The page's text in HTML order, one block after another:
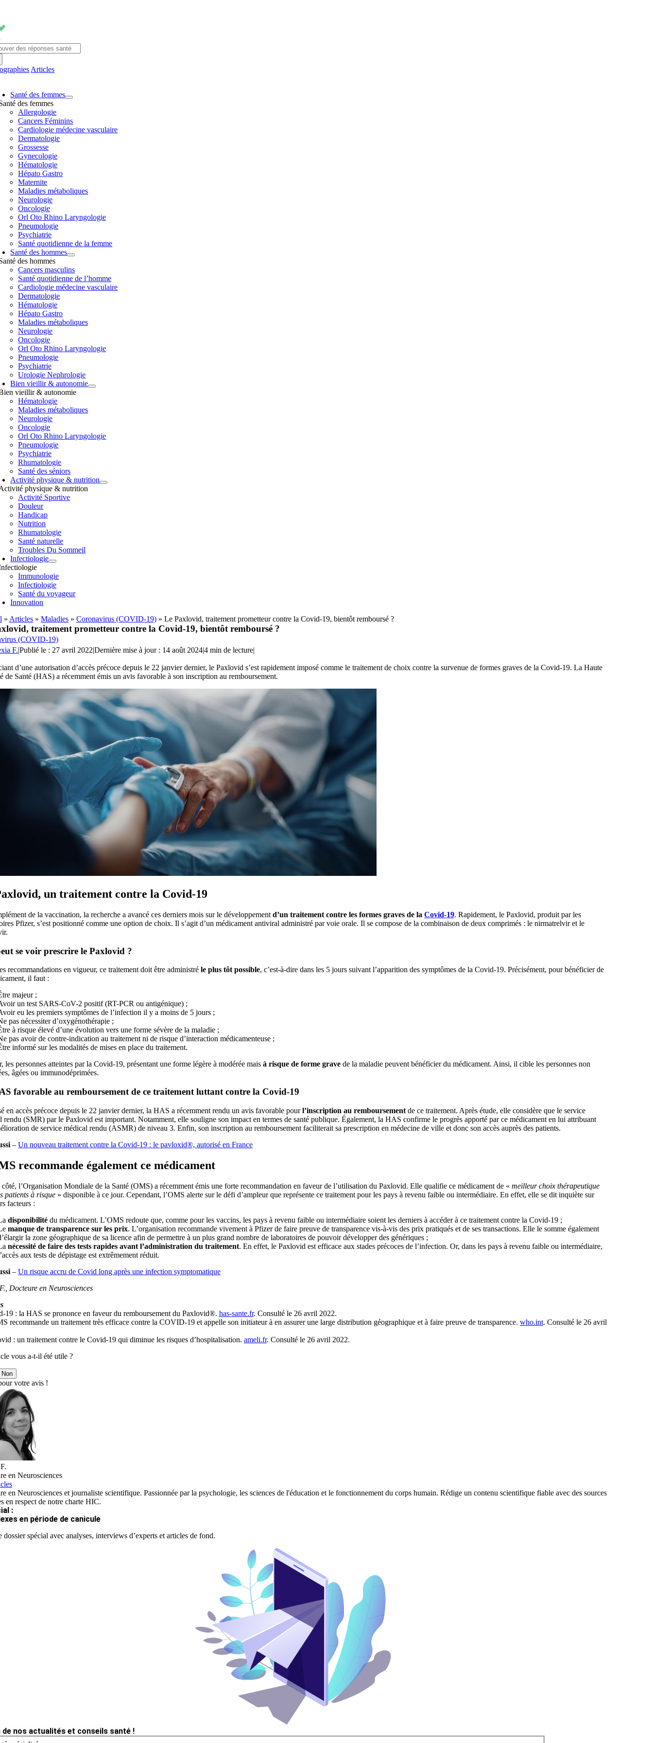
contenu
Articles
Santé des femmes
des femmes
Allergologie
Cancers Féminins
Cardiologie médecine vasculaire
Dermatologie
Grossesse
Gynecologie
Hématologie
Hépato Gastro
Maternite
Maladies métaboliques
Neurologie
Oncologie
Orl Oto Rhino Laryngologie
Pneumologie
Psychiatrie
Santé quotidienne de la femme
Santé des hommes
des hommes
Cancers masculins
Santé quotidienne de l’homme
Cardiologie médecine vasculaire
Dermatologie
Hématologie
Hépato Gastro
Maladies métaboliques
Neurologie
Oncologie
Orl Oto Rhino Laryngologie
Pneumologie
Psychiatrie
Urologie Nephrologie
Bien vieillir & autonomie
vieillir & autonomie
Hématologie
Maladies métaboliques
Neurologie
Oncologie
Orl Oto Rhino Laryngologie
Pneumologie
Psychiatrie
Rhumatologie
Santé des séniors
Activité physique & nutrition
physique & nutrition
Activité Sportive
Douleur
Handicap
Nutrition
Rhumatologie
Santé naturelle
Troubles Du Sommeil
Infectiologie
Immunologie
Infectiologie
Santé du voyageur
Innovation
» Articles» Maladies» Coronavirus (COVID-19)» Le Paxlovid, traitement prometteur contre la Covid-19, bientôt remboursé ?
traitement prometteur contre la Covid-19, bientôt remboursé ?
(COVID-19)
F.|Publié le : 27 avril 2022|Dernière mise à jour : 14 août 2024|4 min de lecture|
d’une autorisation d’accès précoce depuis le 22 janvier dernier, le Paxlovid s’est rapidement imposé comme le traitement de choix contre la survenue de formes graves de la Covid-19. La Haute
de Santé (HAS) a récemment émis un avis favorable à son inscription au remboursement.
un traitement contre la Covid-19
de la vaccination, la recherche a avancé ces derniers mois sur le développement d’un traitement contre les formes graves de la Covid-19. Rapidement, le Paxlovid, produit par les
Pfizer, s’est positionné comme une option de choix. Il s’agit d’un médicament antiviral administré par voie orale. Il se compose de la combinaison de deux comprimés : le nirmatrelvir et le
se voir prescrire le Paxlovid ?
recommandations en vigueur, ce traitement doit être administré le plus tôt possible, c’est-à-dire dans les 5 jours suivant l’apparition des symptômes de la Covid-19. Précisément, pour bénéficier de
il faut :
majeur ;
un test SARS-CoV-2 positif (RT-PCR ou antigénique) ;
eu les premiers symptômes de l’infection il y a moins de 5 jours ;
pas nécessiter d’oxygénothérapie ;
à risque élevé d’une évolution vers une forme sévère de la maladie ;
pas avoir de contre-indication au traitement ni de risque d’interaction médicamenteuse ;
informé sur les modalités de mises en place du traitement.
les personnes atteintes par la Covid-19, présentant une forme légère à modérée mais à risque de forme gravede la maladie peuvent bénéficier du médicament. Ainsi, il cible les personnes non
âgées ou immunodéprimées.
favorable au remboursement de ce traitement luttant contre la Covid-19
en accès précoce depuis le 22 janvier dernier, la HAS a récemment rendu un avis favorable pourl’inscription au remboursementde ce traitement. Après étude, elle considère que le service
rendu (SMR) par le Paxlovid est important. Notamment, elle souligne son impact en termes de santé publique. Également, la HAS confirme le progrès apporté par ce médicament en lui attribuant
de service médical rendu (ASMR) de niveau 3. Enfin, son inscription au remboursement faciliterait sa prescription en médecine de ville et donc son accès auprès des patients.
– Un nouveau traitement contre la Covid-19 : le pavloxid®, autorisé en France
recommande également ce médicament
côté, l’Organisation Mondiale de la Santé (OMS) a récemment émis une forte recommandation en faveur de l’utilisation du Paxlovid. Elle qualifie ce médicament de « meilleur choix thérapeutique
patients à risque » disponible à ce jour. Cependant, l’OMS alerte sur le défi d’ampleur que représente ce traitement pour les pays à revenu faible ou intermédiaire. En effet, elle se dit inquiète sur
facteurs :
disponibilitédu médicament. L’OMS redoute que, comme pour les vaccins, les pays à revenu faible ou intermédiaire soient les derniers à accéder à ce traitement contre la Covid-19 ;
manque de transparence sur les prix. L’organisation recommande vivement à Pfizer de faire preuve de transparence vis-à-vis des prix pratiqués et de ses transactions. Elle le somme également
la zone géographique de sa licence afin de permettre à un plus grand nombre de laboratoires de pouvoir développer des génériques ;
nécessité de faire des tests rapides avant l’administration du traitement. En effet, le Paxlovid est efficace aux stades précoces de l’infection. Or, dans les pays à revenu faible ou intermédiaire,
aux tests de dépistage est extrêmement réduit.
– Un risque accru de Covid long après une infection symptomatique
Docteure en Neurosciences
19 : la HAS se prononce en faveur du remboursement du Paxlovid®. has-sante.fr. Consulté le 26 avril 2022.
recommande un traitement très efficace contre la COVID-19 et appelle son initiateur à en assurer une large distribution géographique et à faire preuve de transparence. who.int. Consulté le 26 avril
: un traitement contre le Covid-19 qui diminue les risques d’hospitalisation. ameli.fr. Consulté le 26 avril 2022.
vous a-t-il été utile ?
Non
votre avis !
en Neurosciences
en Neurosciences et journaliste scientifique. Passionnée par la psychologie, les sciences de l'éducation et le fonctionnement du corps humain. Rédige un contenu scientifique fiable avec des sources
en respect de notre charte HIC.
:
en période de canicule
dossier spécial avec analyses, interviews d’experts et articles de fond.
de nos actualités et conseils santé !